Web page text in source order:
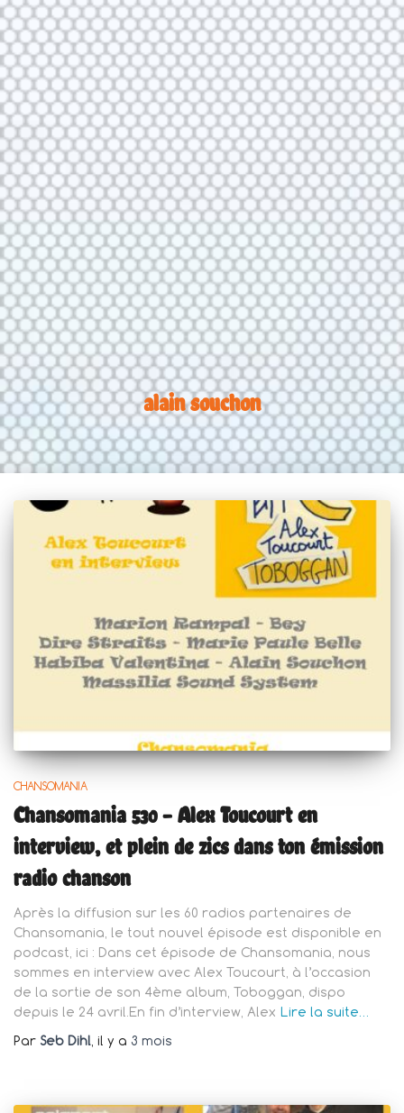
alain souchon
CHANSOMANIA
Chansomania 530 – Alex Toucourt en
interview, et plein de zics dans ton émission
radio chanson
Après la diffusion sur les 60 radios partenaires de
Chansomania, le tout nouvel épisode est disponible en
podcast, ici : Dans cet épisode de Chansomania, nous
sommes en interview avec Alex Toucourt, à l’occasion
de la sortie de son 4ème album, Toboggan, dispo
depuis le 24 avril.En fin d’interview, Alex Lire la suite…
Par Seb Dihl, il y a 3 mois